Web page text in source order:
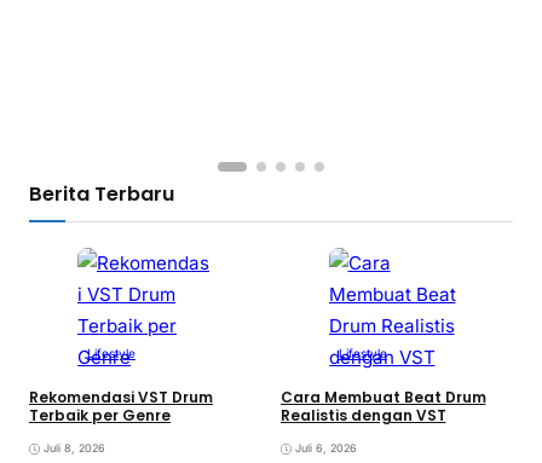
Berita Terbaru
Lifestyle
Rekomendasi VST Drum
Terbaik per Genre
Juli 8, 2026
Lifestyle
Cara Membuat Beat Drum
Realistis dengan VST
Juli 6, 2026